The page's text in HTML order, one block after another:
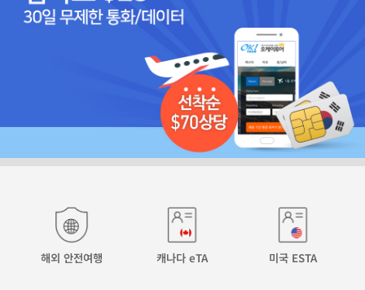
해외 안전여행 캐나다 eTA 미국 ESTA